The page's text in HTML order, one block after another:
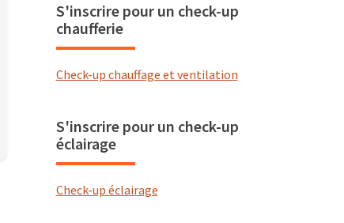
S'inscrire pour un check-up
chaufferie
Check-up chauffage et ventilation
S'inscrire pour un check-up
éclairage
Check-up éclairage